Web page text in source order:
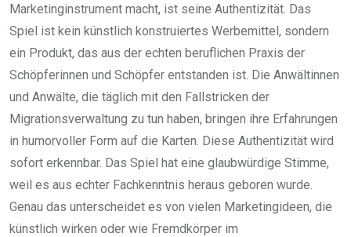
Marketinginstrument macht, ist seine Authentizität. Das
Spiel ist kein künstlich konstruiertes Werbemittel, sondern
ein Produkt, das aus der echten beruflichen Praxis der
Schöpferinnen und Schöpfer entstanden ist. Die Anwältinnen
und Anwälte, die täglich mit den Fallstricken der
Migrationsverwaltung zu tun haben, bringen ihre Erfahrungen
in humorvoller Form auf die Karten. Diese Authentizität wird
sofort erkennbar. Das Spiel hat eine glaubwürdige Stimme,
weil es aus echter Fachkenntnis heraus geboren wurde.
Genau das unterscheidet es von vielen Marketingideen, die
künstlich wirken oder wie Fremdkörper im